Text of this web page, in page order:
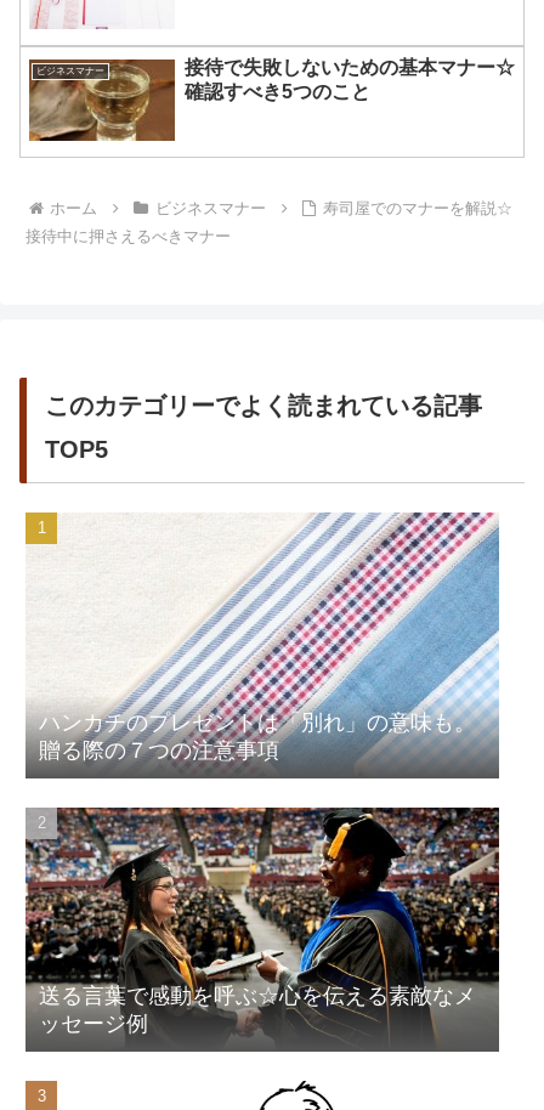
ビジネスマナー
接待で失敗しないための基本マナー☆
確認すべき5つのこと
ホーム ビジネスマナー
寿司屋でのマナーを解説☆
接待中に押さえるべきマナー
このカテゴリーでよく読まれている記事
TOP5
ハンカチのプレゼントは「別れ」の意味も。
贈る際の７つの注意事項
送る言葉で感動を呼ぶ☆心を伝える素敵なメ
ッセージ例